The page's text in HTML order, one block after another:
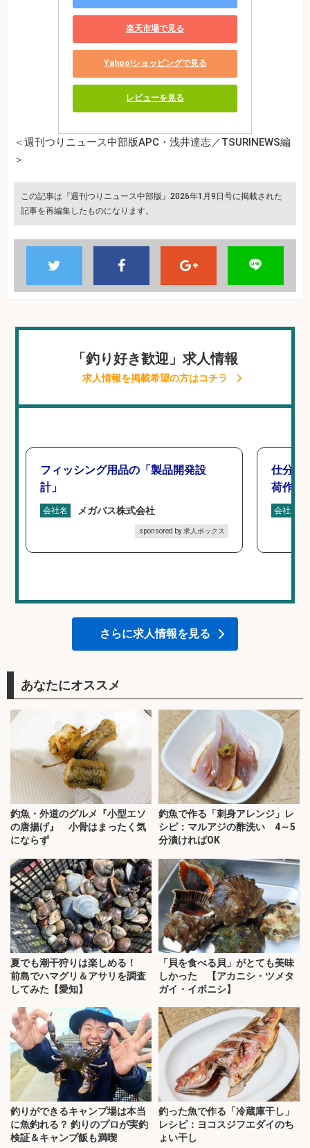
楽天市場で見る
Yahoo!ショッピングで見る
レビューを見る
＜週刊つりニュース中部版APC・浅井達志／TSURINEWS編
＞
この記事は『週刊つりニュース中部版』2026年1月9日号に掲載された
記事を再編集したものになります。
「釣り好き歓迎」求人情報
求人情報を掲載希望の方はコチラ
フィッシング用品の「製品開発設
計」
会社名 メガバス株式会社
sponsored by 求人ボックス
仕分け
荷作業
会社名
さらに求人情報を見る
あなたにオススメ
釣魚・外道のグルメ『小型エソ
の唐揚げ』 小骨はまったく気
にならず
釣魚で作る「刺身アレンジ」レ
シピ：マルアジの酢洗い 4～5
分漬ければOK
夏でも潮干狩りは楽しめる！
前島でハマグリ＆アサリを調査
してみた【愛知】
「貝を食べる貝」がとても美味
しかった 【アカニシ・ツメタ
ガイ・イボニシ】
釣りができるキャンプ場は本当
に魚釣れる？ 釣りのプロが実釣
検証＆キャンプ飯も満喫
釣った魚で作る「冷蔵庫干し」
レシピ：ヨコスジフエダイのち
ょい干し